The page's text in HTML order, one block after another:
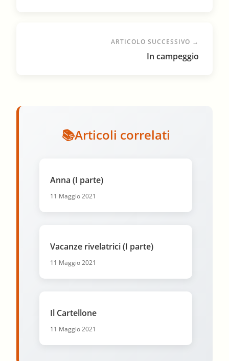
ARTICOLO SUCCESSIVO →
In campeggio
Articoli correlati
Anna (I parte)
11 Maggio 2021
Vacanze rivelatrici (I parte)
11 Maggio 2021
Il Cartellone
11 Maggio 2021